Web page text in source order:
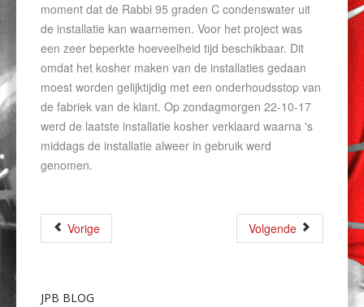
moment dat de Rabbi 95 graden C condenswater uit
de installatie kan waarnemen. Voor het project was
een zeer beperkte hoeveelheid tijd beschikbaar. Dit
omdat het kosher maken van de installaties gedaan
moest worden gelijktijdig met een onderhoudsstop van
de fabriek van de klant. Op zondagmorgen 22-10-17
werd de laatste installatie kosher verklaard waarna 's
middags de installatie alweer in gebruik werd
genomen.
Vorige Volgende
JPB BLOG